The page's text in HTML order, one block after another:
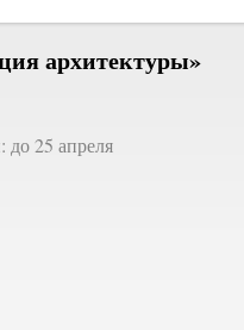
архитектуры»
до 25 апреля